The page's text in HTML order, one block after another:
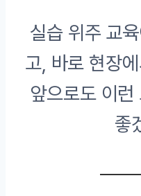
실습 위주 교
고, 바로 현장
앞으로도 이
좋